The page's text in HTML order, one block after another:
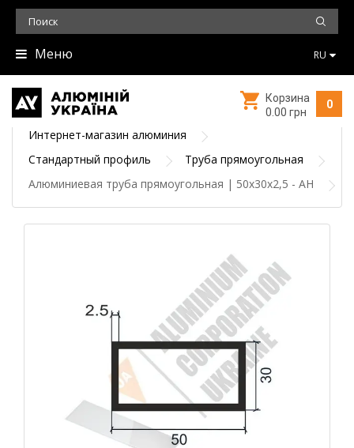
Меню RU
0
Корзина
0.00 грн
Интернет-магазин алюминия
Стандартный профиль
Труба прямоугольная
Алюминиевая труба прямоугольная | 50х30х2,5 - АН